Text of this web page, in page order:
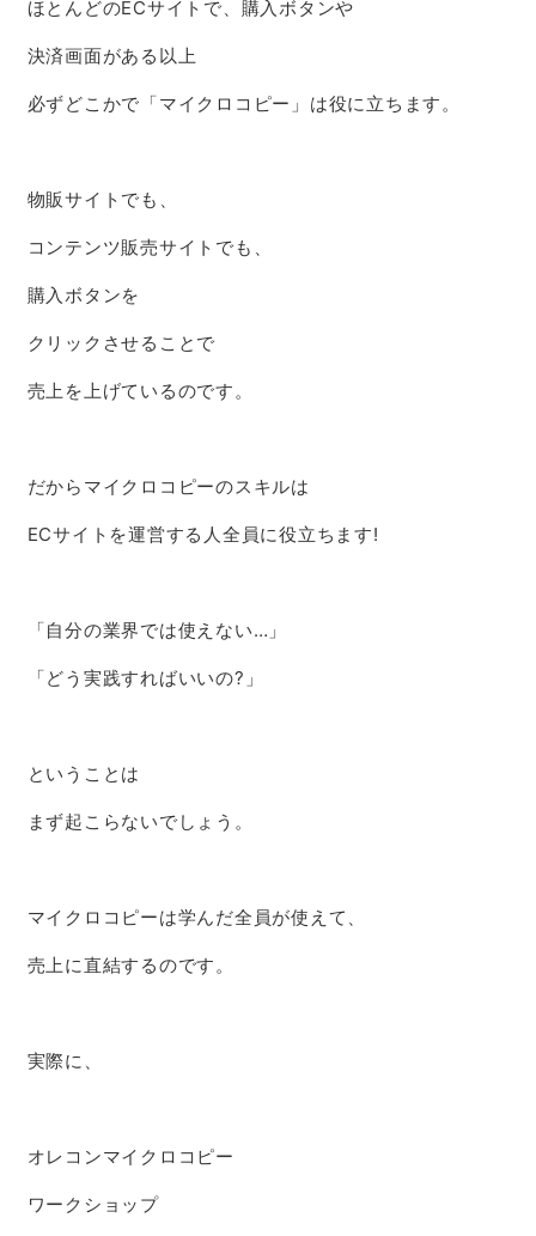
ほとんどのECサイトで、購入ボタンや
決済画面がある以上
必ずどこかで「マイクロコピー」は役に立ちます。
物販サイトでも、
コンテンツ販売サイトでも、
購入ボタンを
クリックさせることで
売上を上げているのです。
だからマイクロコピーのスキルは
ECサイトを運営する人全員に役立ちます!
「自分の業界では使えない…」
「どう実践すればいいの?」
ということは
まず起こらないでしょう。
マイクロコピーは学んだ全員が使えて、
売上に直結するのです。
実際に、
オレコンマイクロコピー
ワークショップ